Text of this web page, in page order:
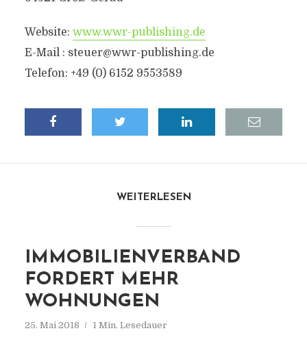
Website: www.wwr-publishing.de
E-Mail : steuer@wwr-publishing.de
Telefon: +49 (0) 6152 9553589
WEITERLESEN
IMMOBILIENVERBAND
FORDERT MEHR
WOHNUNGEN
25. Mai 2018 1 Min. Lesedauer